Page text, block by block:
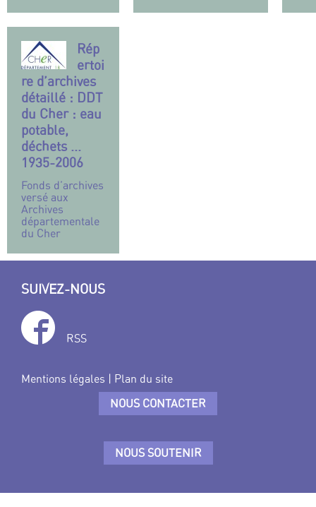
Rép
ertoi
re d’archives
détaillé : DDT
du Cher : eau
potable,
déchets ...
1935-2006
Fonds d’archives
versé aux
Archives
départementale
du Cher
SUIVEZ-NOUS
RSS
Mentions légales | Plan du site
NOUS CONTACTER
NOUS SOUTENIR